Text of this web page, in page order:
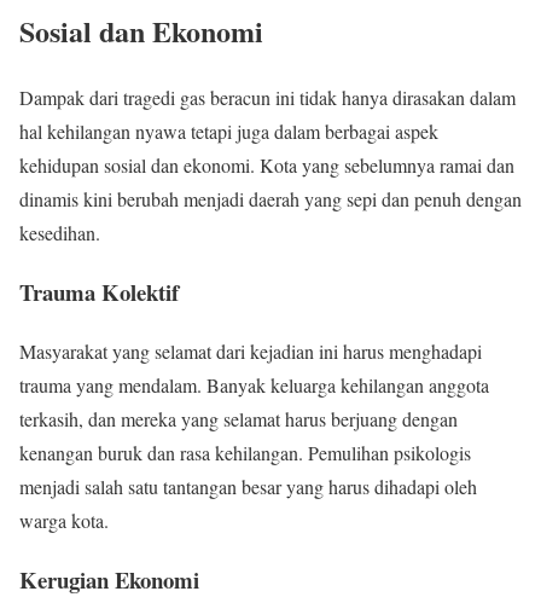
Sosial dan Ekonomi
Dampak dari tragedi gas beracun ini tidak hanya dirasakan dalam
hal kehilangan nyawa tetapi juga dalam berbagai aspek
kehidupan sosial dan ekonomi. Kota yang sebelumnya ramai dan
dinamis kini berubah menjadi daerah yang sepi dan penuh dengan
kesedihan.
Trauma Kolektif
Masyarakat yang selamat dari kejadian ini harus menghadapi
trauma yang mendalam. Banyak keluarga kehilangan anggota
terkasih, dan mereka yang selamat harus berjuang dengan
kenangan buruk dan rasa kehilangan. Pemulihan psikologis
menjadi salah satu tantangan besar yang harus dihadapi oleh
warga kota.
Kerugian Ekonomi